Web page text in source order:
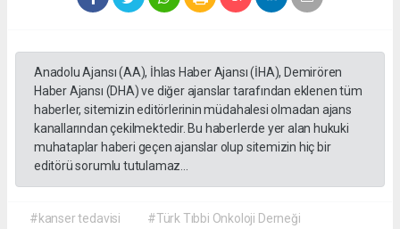
Anadolu Ajansı (AA), İhlas Haber Ajansı (İHA), Demirören
Haber Ajansı (DHA) ve diğer ajanslar tarafından eklenen tüm
haberler, sitemizin editörlerinin müdahalesi olmadan ajans
kanallarından çekilmektedir. Bu haberlerde yer alan hukuki
muhataplar haberi geçen ajanslar olup sitemizin hiç bir
editörü sorumlu tutulamaz...
#kanser tedavisi
#Türk Tıbbi Onkoloji Derneği